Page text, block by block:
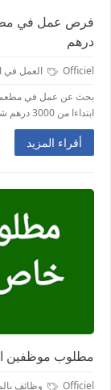
درهم
Officiel العمل في
بحث عن عمل في مطعم
ابتداءا من 3000 درهم شهريا فما فوق... ستجد ايضا مايلي : 1- بحث عن عمل...
أقراء المزيد
مطلوب موظفين
Officiel وظائف